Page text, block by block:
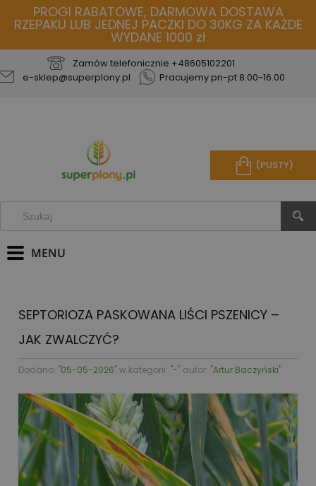
PROGI RABATOWE, DARMOWA DOSTAWA
RZEPAKU LUB JEDNEJ PACZKI DO 30KG ZA KAŻDE
WYDANE 1000 zł
Zamów telefonicznie +48605102201
e-sklep@superplony.pl
Pracujemy pn-pt 8.00-16.00
(PUSTY)
SEPTORIOZA PASKOWANA LIŚCI PSZENICY –
JAK ZWALCZYĆ?
Dodano: ''05-05-2026'' w kategorii: ''-'' autor: ''Artur Baczyński''